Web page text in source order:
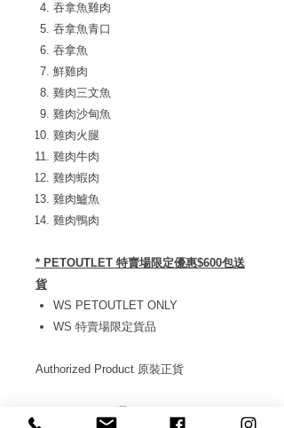
吞拿魚雞肉
吞拿魚青口
吞拿魚
鮮雞肉
雞肉三文魚
雞肉沙甸魚
雞肉火腿
雞肉牛肉
雞肉蝦肉
雞肉鱸魚
雞肉鴨肉
* PETOUTLET 特賣場限定優惠$600包送
貨
WS PETOUTLET ONLY
WS 特賣場限定貨品
Authorized Product 原裝正貨